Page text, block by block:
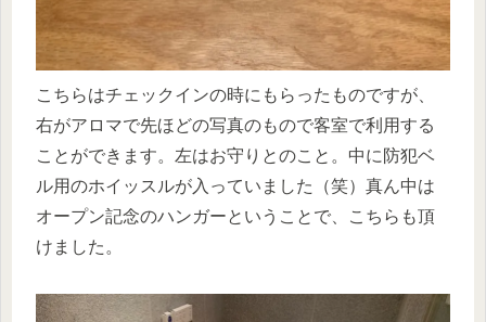
こちらはチェックインの時にもらったものですが、
右がアロマで先ほどの写真のもので客室で利用する
ことができます。左はお守りとのこと。中に防犯ベ
ル用のホイッスルが入っていました（笑）真ん中は
オープン記念のハンガーということで、こちらも頂
けました。